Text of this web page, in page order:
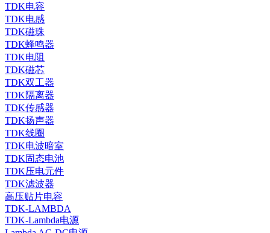
TDK电容
TDK电感
TDK磁珠
TDK蜂鸣器
TDK电阻
TDK磁芯
TDK双工器
TDK隔离器
TDK传感器
TDK扬声器
TDK线圈
TDK电波暗室
TDK固态电池
TDK压电元件
TDK滤波器
高压贴片电容
TDK-LAMBDA
TDK-Lambda电源